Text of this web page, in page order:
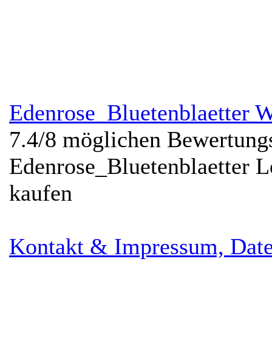
Edenrose_Bluetenblaetter
7.4/8 möglichen
Edenrose_Bluetenblaetter
kaufen
Kontakt & Impressum,